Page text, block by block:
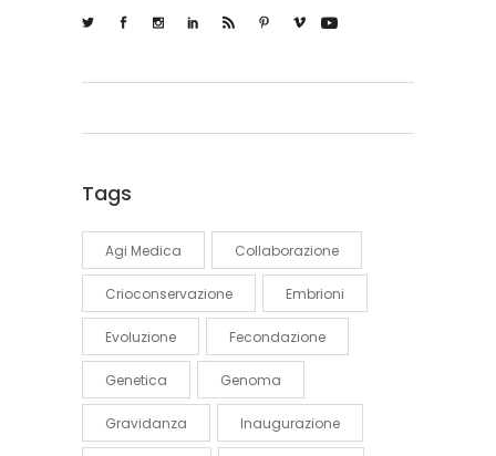
Tags
Agi Medica Collaborazione
Crioconservazione Embrioni
Evoluzione Fecondazione
Genetica Genoma
Gravidanza Inaugurazione